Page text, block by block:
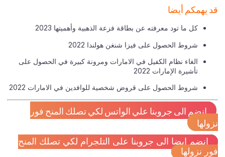
يهمكم أيضا
كل ما تود معرفته عن بطاقة فزعة الذهبية وأهميتها 2023
شروط الحصول على فيزا شنغن هولندا 2022
الغاء نظام الكفيل في الامارات ومرونة كبيرة في الحصول على
تأشيرة الإمارات 2022
شروط الحصول على قروض شخصية للوافدين في الامارات 2022
انضم الى جروبنا علي الواتس لكي تصلك المنح فور
انضم ايضا الى جروبنا على التلجرام لكي تصلك المنح
نزولها